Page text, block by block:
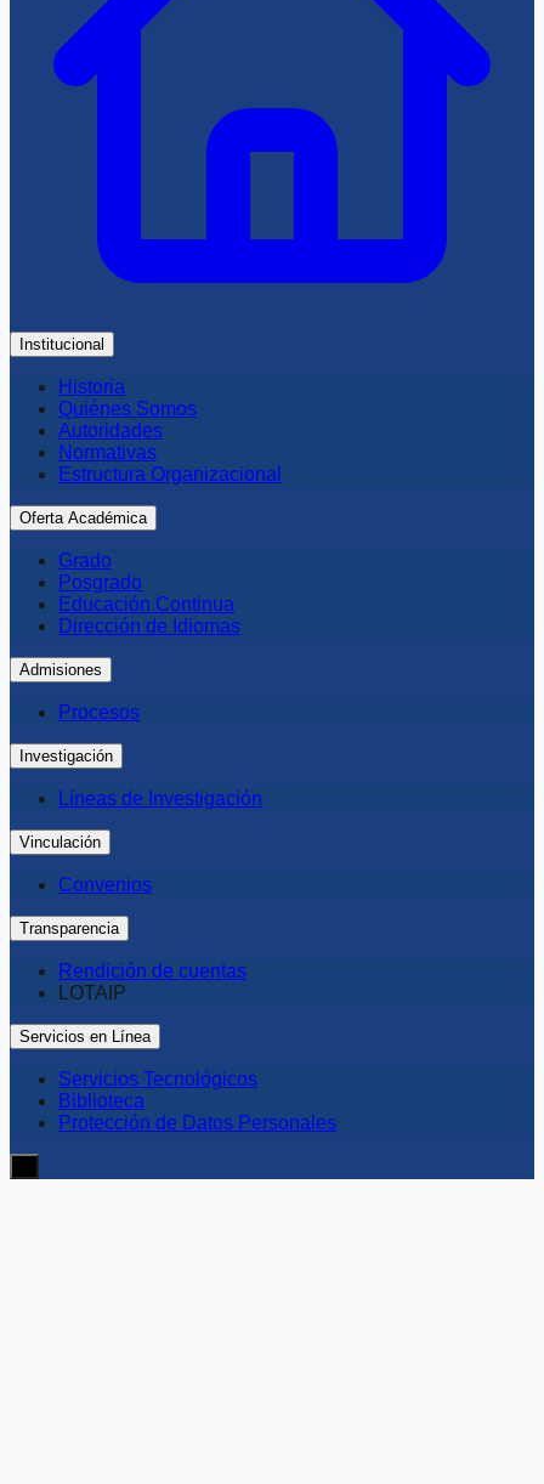
Institucional
Historia
Quiénes Somos
Autoridades
Normativas
Estructura Organizacional
Oferta Académica
Grado
Posgrado
Educación Continua
Dirección de Idiomas
Admisiones
Procesos
Investigación
Líneas de Investigación
Vinculación
Convenios
Transparencia
Rendición de cuentas
LOTAIP
Servicios en Línea
Servicios Tecnológicos
Biblioteca
Protección de Datos Personales